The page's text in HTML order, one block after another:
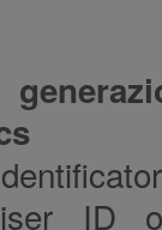
ID